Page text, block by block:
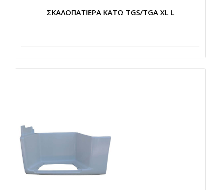
ΣΚΑΛΟΠΑΤΙΕΡΑ ΚΑΤΩ TGS/TGA XL L